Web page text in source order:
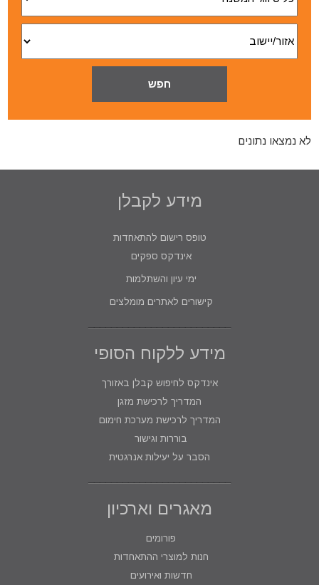
לא נמצאו נתונים
מידע לקבלן
טופס רישום להתאחדות
אינדקס ספקים
ימי עיון והשתלמות
קישורים לאתרים מומלצים
מידע ללקוח הסופי
אינדקס לחיפוש קבלן באזורך
המדריך לרכישת מזגן
המדריך לרכישת מערכת חימום
בוררות וגישור
הסבר על יעילות אנרגטית
מאגרים וארכיון
פורומים
חנות למוצרי ההתאחדות
חדשות ואירועים